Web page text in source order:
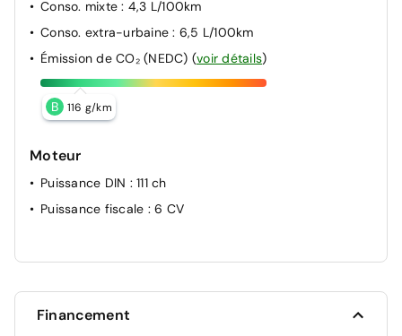
Conso. mixte: 4,3 L/100km
Conso. extra-urbaine: 6,5 L/100km
Émission de CO₂ (NEDC) (voir détails)
B 116 g/km
Moteur
Puissance DIN : 111 ch
Puissance fiscale : 6 CV
Financement